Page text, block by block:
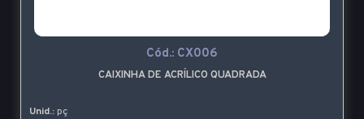
Cód.: CX006
CAIXINHA DE ACRÍLICO QUADRADA
Unid.: pç